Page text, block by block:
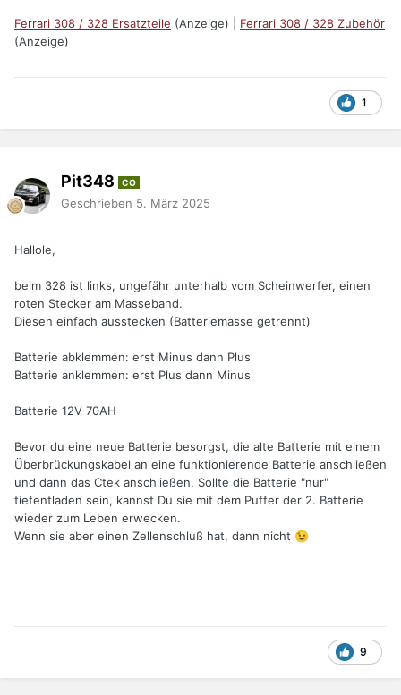
Ferrari 308 / 328 Ersatzteile (Anzeige) | Ferrari 308 / 328 Zubehör
(Anzeige)
1
Pit348 CO
Geschrieben 5. März 2025
Hallole,
beim 328 ist links, ungefähr unterhalb vom Scheinwerfer, einen
roten Stecker am Masseband.
Diesen einfach ausstecken (Batteriemasse getrennt)
Batterie abklemmen: erst Minus dann Plus
Batterie anklemmen: erst Plus dann Minus
Batterie 12V 70AH
Bevor du eine neue Batterie besorgst, die alte Batterie mit einem
Überbrückungskabel an eine funktionierende Batterie anschließen
und dann das Ctek anschließen. Sollte die Batterie "nur"
tiefentladen sein, kannst Du sie mit dem Puffer der 2. Batterie
wieder zum Leben erwecken.
Wenn sie aber einen Zellenschluß hat, dann nicht 😉
9